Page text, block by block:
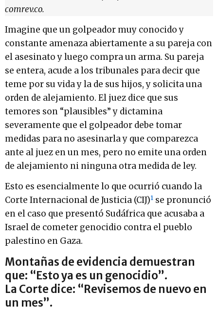
comrev.co.
Imagine que un golpeador muy conocido y
constante amenaza abiertamente a su pareja con
el asesinato y luego compra un arma. Su pareja
se entera, acude a los tribunales para decir que
teme por su vida y la de sus hijos, y solicita una
orden de alejamiento. El juez dice que sus
temores son “plausibles” y dictamina
severamente que el golpeador debe tomar
medidas para no asesinarla y que comparezca
ante al juez en un mes, pero no emite una orden
de alejamiento ni ninguna otra medida de ley.
Esto es esencialmente lo que ocurrió cuando la
Corte Internacional de Justicia (CIJ)1 se pronunció
en el caso que presentó Sudáfrica que acusaba a
Israel de cometer genocidio contra el pueblo
palestino en Gaza.
Montañas de evidencia demuestran
que: “Esto ya es un genocidio”.
La Corte dice: “Revisemos de nuevo en
un mes”.